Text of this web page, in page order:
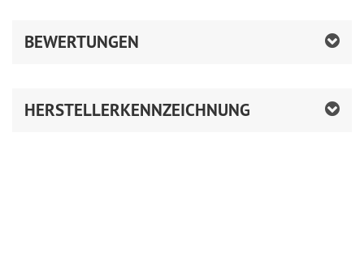
BEWERTUNGEN
HERSTELLERKENNZEICHNUNG